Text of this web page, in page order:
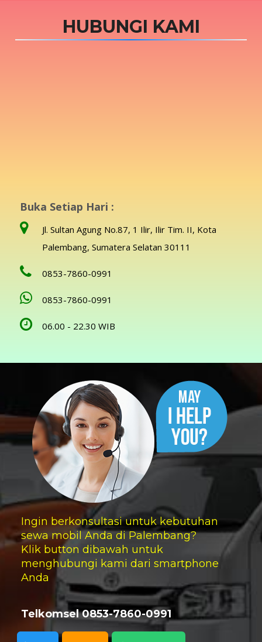
HUBUNGI KAMI
Buka Setiap Hari :
Jl. Sultan Agung No.87, 1 Ilir, Ilir Tim. II, Kota
Palembang, Sumatera Selatan 30111
0853-7860-0991
0853-7860-0991
06.00 - 22.30 WIB
Ingin berkonsultasi untuk kebutuhan
sewa mobil Anda di Palembang?
Klik button dibawah untuk
menghubungi kami dari smartphone
Anda
Telkomsel 0853-7860-0991